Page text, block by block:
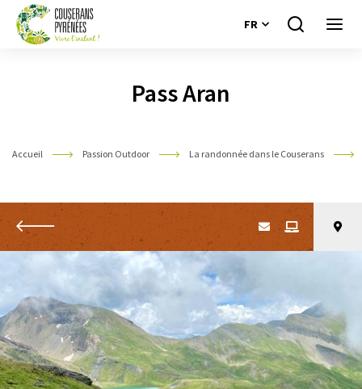
FR
Je
Pass Aran
Accueil Passion Outdoor La randonnée dans le Couserans
Retour